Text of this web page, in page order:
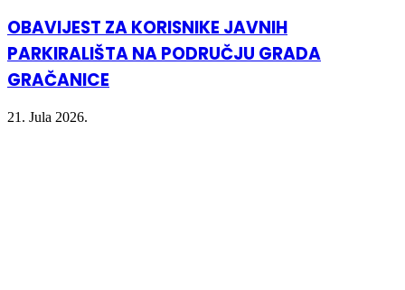
OBAVIJEST ZA KORISNIKE JAVNIH
PARKIRALIŠTA NA PODRUČJU GRADA
GRAČANICE
21. Jula 2026.